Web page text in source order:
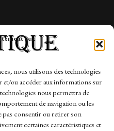
aux
nous utilisons des technologies
et/ou accéder aux informations sur
nous permettra de
de navigation ou les
pas consentir ou retirer son
certaines caractéristiques et